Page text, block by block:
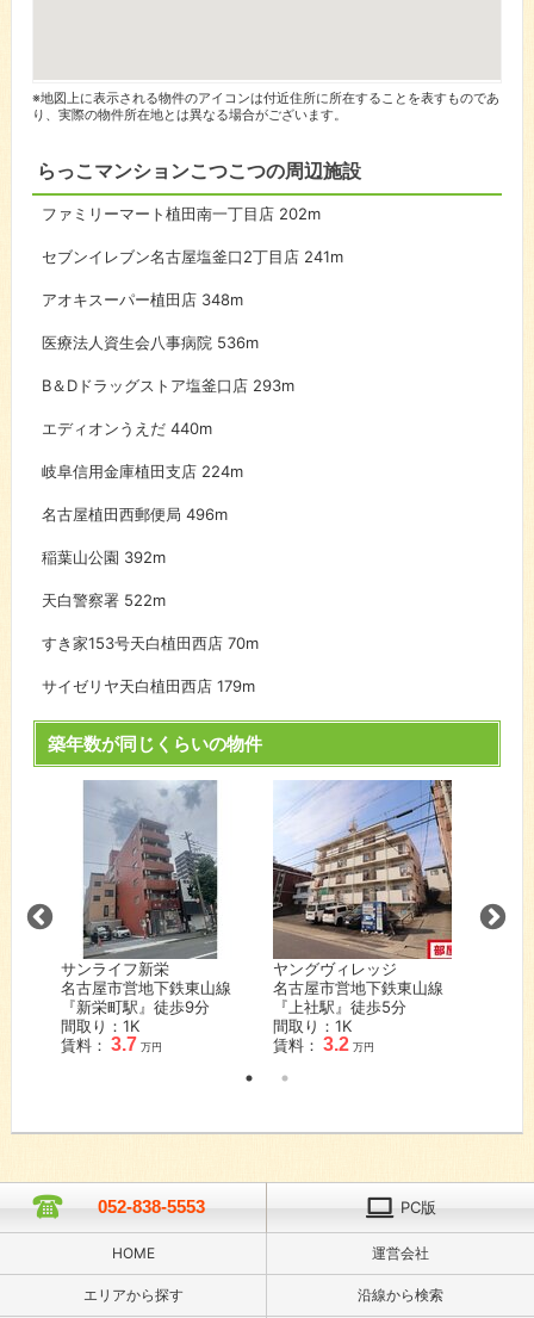
※地図上に表示される物件のアイコンは付近住所に所在することを表すものであ
り、実際の物件所在地とは異なる場合がございます。
らっこマンションこつこつの周辺施設
ファミリーマート植田南一丁目店 202m
セブンイレブン名古屋塩釜口2丁目店 241m
アオキスーパー植田店 348m
医療法人資生会八事病院 536m
B＆Dドラッグストア塩釜口店 293m
エディオンうえだ 440m
岐阜信用金庫植田支店 224m
名古屋植田西郵便局 496m
稲葉山公園 392m
天白警察署 522m
すき家153号天白植田西店 70m
サイゼリヤ天白植田西店 179m
築年数が同じくらいの物件
サンライフ新栄
名古屋市営地下鉄東山線
『新栄町駅』徒歩9分
間取り：1K
賃料： 3.7 万円
ヤングヴィレッジ
名古屋市営地下鉄東山線
『上社駅』徒歩5分
間取り：1K
賃料： 3.2 万円
052-838-5553 PC版
HOME 運営会社
エリアから探す 沿線から検索